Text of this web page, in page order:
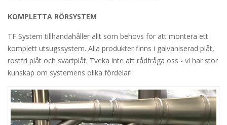
KOMPLETTA RÖRSYSTEM
TF System tillhandahåller allt som behövs för att montera ett
komplett utsugssystem. Alla produkter finns i galvaniserad plåt,
rostfri plåt och svartplåt. Tveka inte att rådfråga oss - vi har stor
kunskap om systemens olika fördelar!